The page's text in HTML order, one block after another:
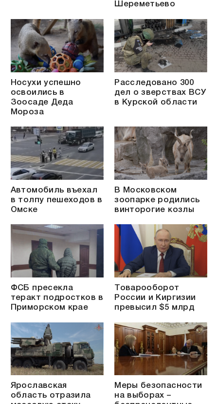
Шереметьево
Носухи успешно
освоились в
Зоосаде Деда
Мороза
Расследовано 300
дел о зверствах ВСУ
в Курской области
Автомобиль въехал
в толпу пешеходов в
Омске
В Московском
зоопарке родились
винторогие козлы
ФСБ пресекла
теракт подростков в
Приморском крае
Товарооборот
России и Киргизии
превысил $5 млрд
Ярославская
область отразила
Меры безопасности
на выборах –